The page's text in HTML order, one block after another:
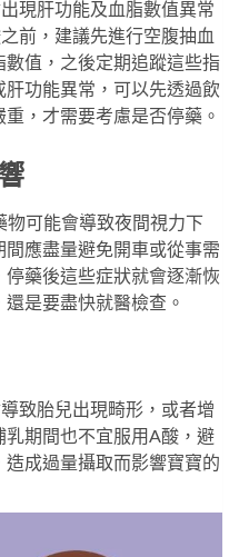
現肝功能及血脂數值異常
前，建議先進行空腹抽血
值，之後定期追蹤這些指
功能異常，可以先透過飲
，才需要考慮是否停藥。
物可能會導致夜間視力下
應盡量避免開車或從事需
藥後這些症狀就會逐漸恢
是要盡快就醫檢查。
致胎兒出現畸形，或者增
期間也不宜服用A酸，避
成過量攝取而影響寶寶的